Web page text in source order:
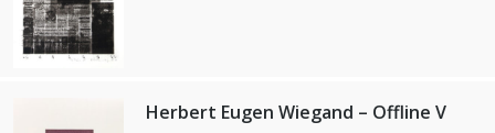
Herbert Eugen Wiegand – Offline V